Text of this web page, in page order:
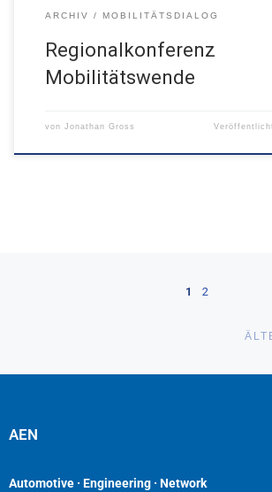
ARCHIV MOBILITÄTSDIALOG
Regionalkonferenz
Mobilitätswende
von Jonathan Gross
Beitragsnavigation
1 2
AEN
Automotive · Engineering · Network